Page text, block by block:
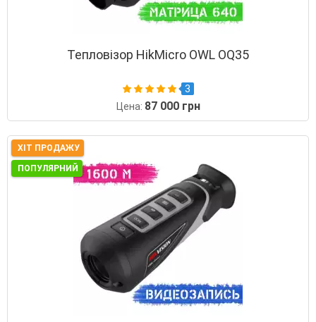
Тепловізор HikMicro OWL OQ35
3
Цена: 87 000 грн
ХІТ ПРОДАЖУ
ПОПУЛЯРНИЙ